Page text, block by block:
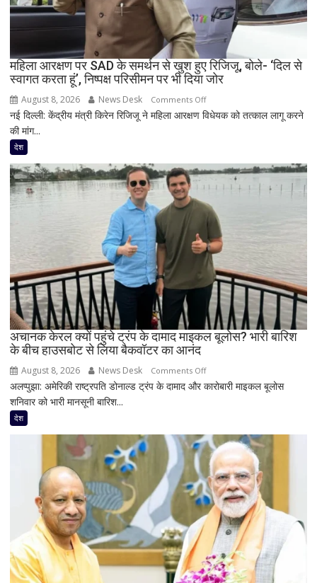
सभी
8
डीलिमिटेशन
बिल
के
बीच
महिला आरक्षण पर SAD के समर्थन से खुश हुए रिजिजू, बोले- ‘दिल से
स्वागत करता हूं’, निष्पक्ष परिसीमन पर भी दिया जोर
August 8, 2026 News Desk Comments Offon
महिला
SAD
के
समर्थन
से
खुश
हुए
रिजिजू,
बोले-
‘दिल
से
स्वागत
करता
परिसीमन
जोर
नई दिल्ली: केंद्रीय मंत्री किरेन रिजिजू ने महिला आरक्षण विधेयक को तत्काल लागू करने
की मांग...
देश
अचानक केरल क्यों पहुंचे ट्रंप के दामाद माइकल बूलोस? भारी बारिश
के बीच हाउसबोट से लिया बैकवॉटर का आनंद
August 8, 2026 News Desk Comments Offon
अचानक
पहुंचे
ट्रंप
के
दामाद
माइकल
बूलोस?
बारिश
के
बीच
अलप्पुझा: अमेरिकी राष्ट्रपति डोनाल्ड ट्रंप के दामाद और कारोबारी माइकल बूलोस
शनिवार को भारी मानसूनी बारिश...
देश